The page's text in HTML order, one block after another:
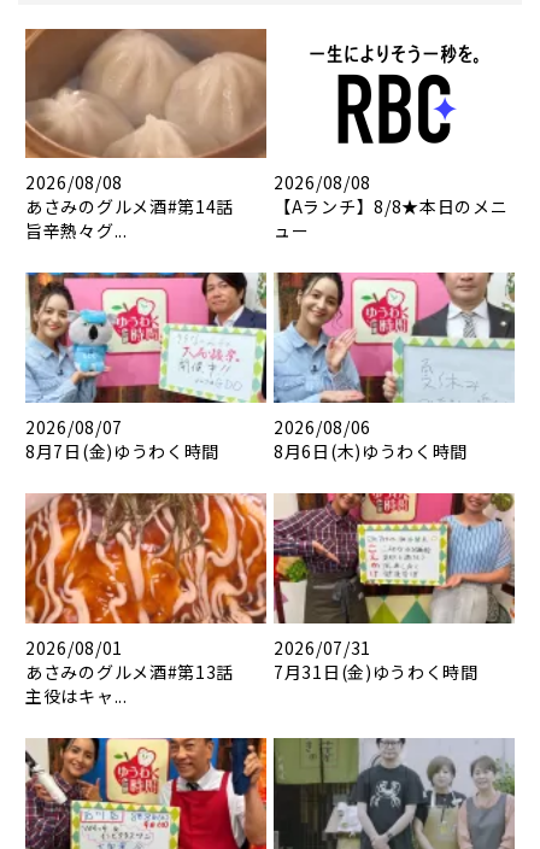
2026/08/08
あさみのグルメ酒#第14話
旨辛熱々グ...
2026/08/08
【Aランチ】8/8★本日のメニ
ュー
2026/08/07
8月7日(金)ゆうわく時間
2026/08/06
8月6日(木)ゆうわく時間
2026/08/01
あさみのグルメ酒#第13話
主役はキャ...
2026/07/31
7月31日(金)ゆうわく時間